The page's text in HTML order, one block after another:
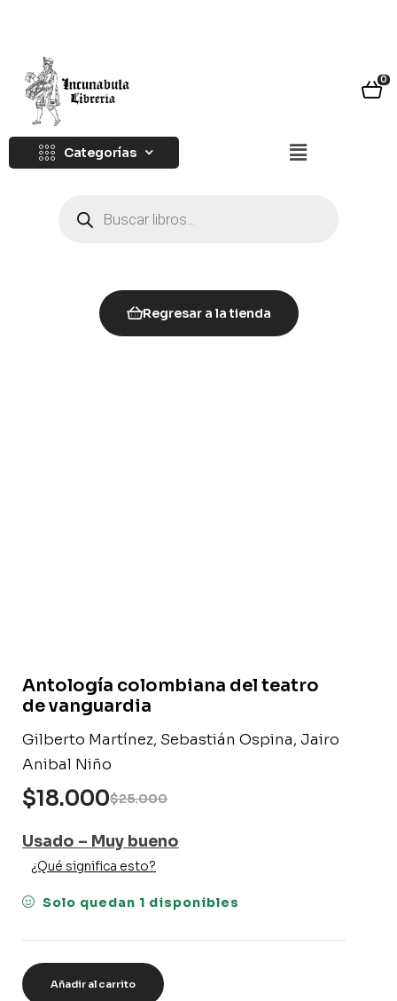
0
Categorías
Regresar a la tienda
Antología colombiana del teatro
de vanguardia
Gilberto Martínez, Sebastián Ospina, Jairo
Anibal Niño
$25.000
$18.000
Usado – Muy bueno
¿Qué significa esto?
Solo quedan 1 disponibles
Añadir al carrito